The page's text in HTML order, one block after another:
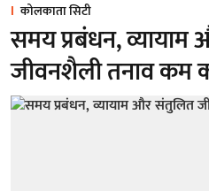
कोलकाता सिटी
समय प्रबंधन,
जीवनशैली तनाव कम